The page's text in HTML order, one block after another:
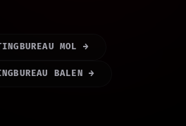
MOL →
BALEN →